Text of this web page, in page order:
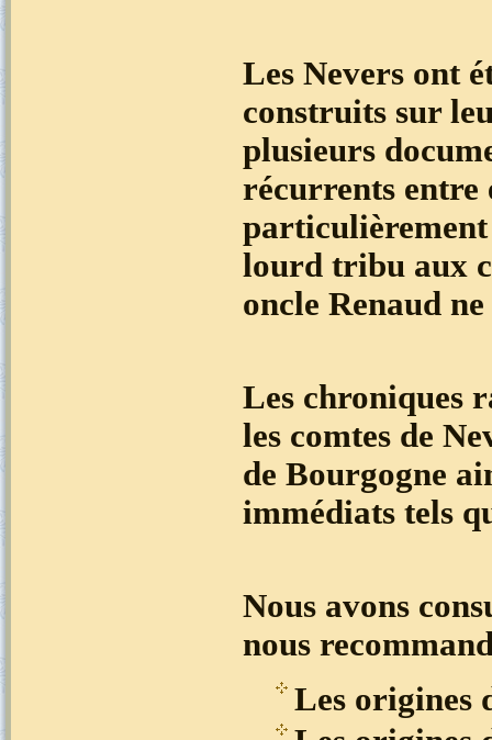
Les Nevers ont
construits sur
plusieurs
récurrents entre
particulièrement
lourd tribu aux
oncle Renaud
Les chroniques
les comtes de
de Bourgogne
immédiats tels
Nous avons
nous
Les origines